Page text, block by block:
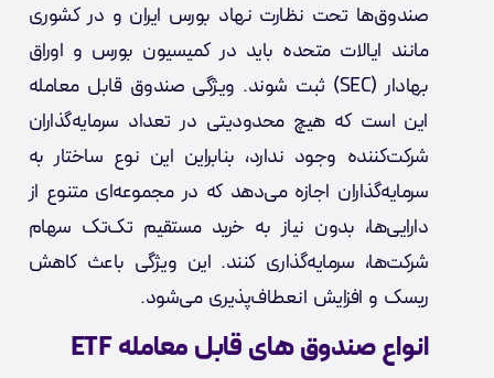
صندوق‌ها تحت نظارت نهاد بورس ایران و در کشوری
مانند ایالات متحده باید در کمیسیون بورس و اوراق
بهادار (SEC) ثبت شوند. ویژگی صندوق‌ قابل معامله
این است که هیچ محدودیتی در تعداد سرمایه‌گذاران
شرکت‌کننده وجود ندارد، بنابراین این نوع ساختار به
سرمایه‌گذاران اجازه می‌دهد که در مجموعه‌ای متنوع از
دارایی‌ها، بدون نیاز به خرید مستقیم تک‌تک سهام
شرکت‌ها، سرمایه‌گذاری کنند. این ویژگی باعث کاهش
ریسک و افزایش انعطاف‌پذیری می‌شود.
انواع صندوق‌ های قابل معامله ETF